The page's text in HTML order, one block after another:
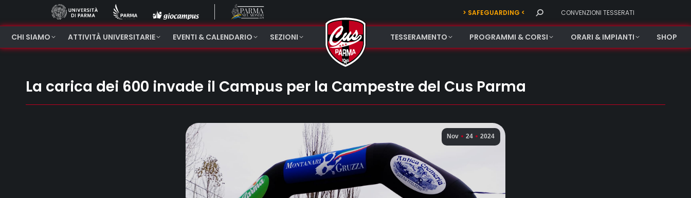
> SAFEGUARDING < Search: CONVENZIONI TESSERATI
CHI SIAMO ATTIVITÀ UNIVERSITARIE EVENTI & CALENDARIO SEZIONI TESSERAMENTO PROGRAMMI & CORSI ORARI & IMPIANTI SHOP
La carica dei 600 invade il Campus per la Campestre del Cus Parma
Nov 24 2024